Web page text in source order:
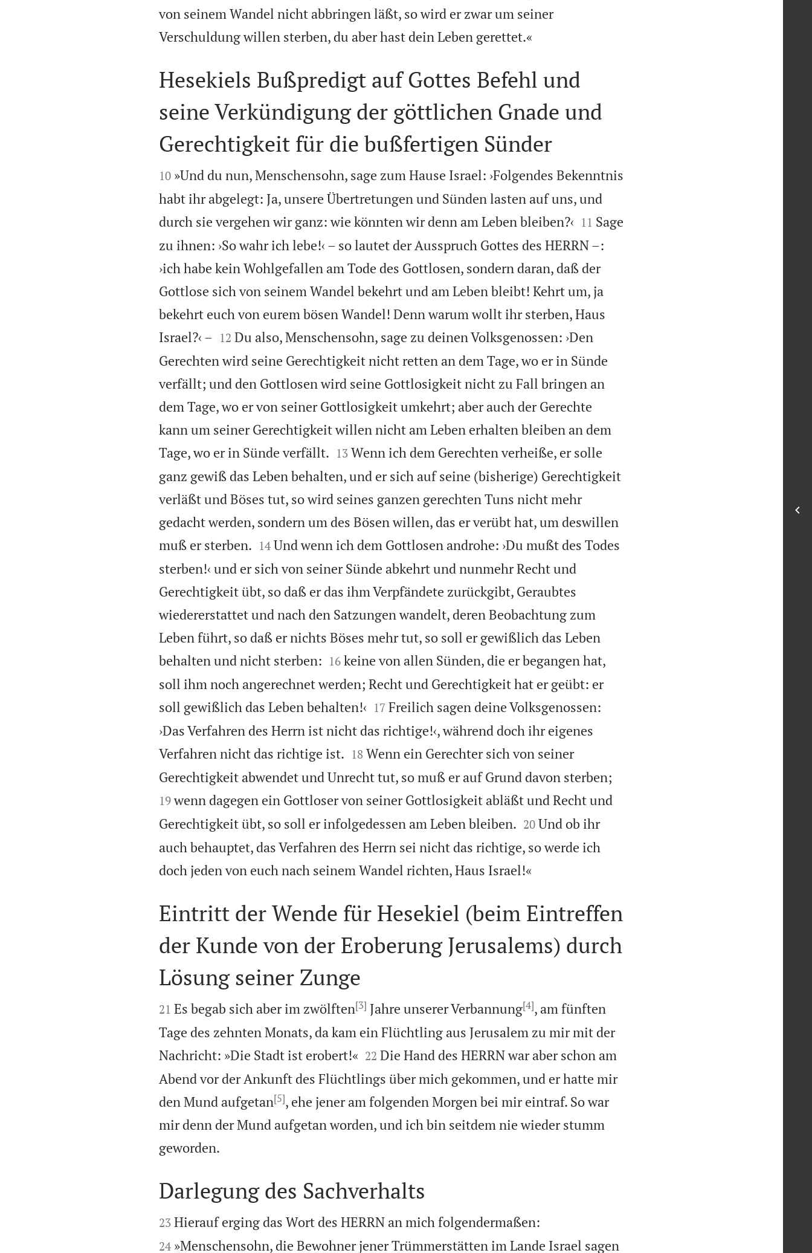
von seinem Wandel nicht abbringen läßt, so wird er zwar um seiner
Verschuldung willen sterben, du aber hast dein Leben gerettet.«

Hesekiels Bußpredigt auf Gottes Befehl und
seine Verkündigung der göttlichen Gnade und
Gerechtigkeit für die bußfertigen Sünder

10 »Und du nun, Menschensohn, sage zum Hause Israel: ›Folgendes Bekenntnis
habt ihr abgelegt: Ja, unsere Übertretungen und Sünden lasten auf uns, und
durch sie vergehen wir ganz: wie könnten wir denn am Leben bleiben?‹
11 Sage
zu ihnen: ›So wahr ich lebe!‹ – so lautet der Ausspruch Gottes des HERRN –:
›ich habe kein Wohlgefallen am Tode des Gottlosen, sondern daran, daß der
Gottlose sich von seinem Wandel bekehrt und am Leben bleibt! Kehrt um, ja
bekehrt euch von eurem bösen Wandel! Denn warum wollt ihr sterben, Haus
Israel?‹ –
12 Du also, Menschensohn, sage zu deinen Volksgenossen: ›Den
Gerechten wird seine Gerechtigkeit nicht retten an dem Tage, wo er in Sünde
verfällt; und den Gottlosen wird seine Gottlosigkeit nicht zu Fall bringen an
dem Tage, wo er von seiner Gottlosigkeit umkehrt; aber auch der Gerechte
kann um seiner Gerechtigkeit willen nicht am Leben erhalten bleiben an dem
Tage, wo er in Sünde verfällt.
13 Wenn ich dem Gerechten verheiße, er solle
ganz gewiß das Leben behalten, und er sich auf seine (bisherige) Gerechtigkeit
verläßt und Böses tut, so wird seines ganzen gerechten Tuns nicht mehr
gedacht werden, sondern um des Bösen willen, das er verübt hat, um deswillen
muß er sterben.
14 Und wenn ich dem Gottlosen androhe: ›Du mußt des Todes
sterben!‹ und er sich von seiner Sünde abkehrt und nunmehr Recht und
Gerechtigkeit übt, so daß er das ihm Verpfändete zurückgibt, Geraubtes
wiedererstattet und nach den Satzungen wandelt, deren Beobachtung zum
Leben führt, so daß er nichts Böses mehr tut, so soll er gewißlich das Leben
behalten und nicht sterben:
16 keine von allen Sünden, die er begangen hat,
soll ihm noch angerechnet werden; Recht und Gerechtigkeit hat er geübt: er
soll gewißlich das Leben behalten!‹
17 Freilich sagen deine Volksgenossen:
›Das Verfahren des Herrn ist nicht das richtige!‹, während doch ihr eigenes
Verfahren nicht das richtige ist.
18 Wenn ein Gerechter sich von seiner
Gerechtigkeit abwendet und Unrecht tut, so muß er auf Grund davon sterben;
19 wenn dagegen ein Gottloser von seiner Gottlosigkeit abläßt und Recht und
Gerechtigkeit übt, so soll er infolgedessen am Leben bleiben.
20 Und ob ihr
auch behauptet, das Verfahren des Herrn sei nicht das richtige, so werde ich
doch jeden von euch nach seinem Wandel richten, Haus Israel!«

Eintritt der Wende für Hesekiel (beim Eintreffen
der Kunde von der Eroberung Jerusalems) durch
Lösung seiner Zunge

21 Es begab sich aber im zwölften[3] Jahre unserer Verbannung[4], am fünften
Tage des zehnten Monats, da kam ein Flüchtling aus Jerusalem zu mir mit der
Nachricht: »Die Stadt ist erobert!«
22 Die Hand des HERRN war aber schon am
Abend vor der Ankunft des Flüchtlings über mich gekommen, und er hatte mir
den Mund aufgetan[5], ehe jener am folgenden Morgen bei mir eintraf. So war
mir denn der Mund aufgetan worden, und ich bin seitdem nie wieder stumm
geworden.

Darlegung des Sachverhalts

23 Hierauf erging das Wort des HERRN an mich folgendermaßen:
24 »Menschensohn, die Bewohner jener Trümmerstätten im Lande Israel sagen